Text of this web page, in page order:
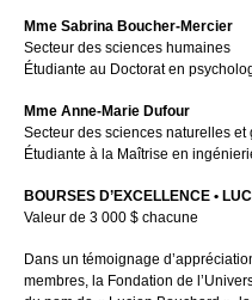
Mme Sabrina Boucher-Mercier
Secteur des sciences humaines
Étudiante au Doctorat en
Mme Anne-Marie Dufour
Secteur des sciences naturelles et
Étudiante à la Maîtrise en
BOURSES D’EXCELLENCE •
Valeur de 3 000 $ chacune
Dans un témoignage
membres, la Fondation de